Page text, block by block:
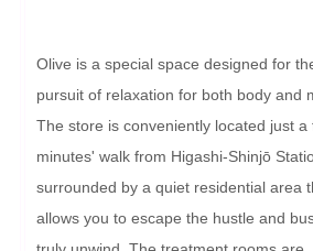
Olive is a special space designed for
pursuit of relaxation for both body and
The store is conveniently located just a
minutes' walk from Higashi-Shinjō
surrounded by a quiet residential area
allows you to escape the hustle and